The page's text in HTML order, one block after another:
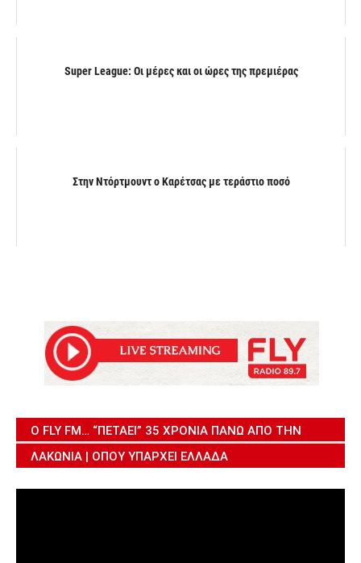
Super League: Οι μέρες και οι ώρες της πρεμιέρας
Στην Ντόρτμουντ ο Καρέτσας με τεράστιο ποσό
Ο FLY FM… “ΠΕΤΆΕΙ” 35 ΧΡΌΝΙΑ ΠΆΝΩ ΑΠΌ ΤΗΝ
ΛΑΚΩΝΊΑ | ΌΠΟΥ ΥΠΆΡΧΕΙ ΕΛΛΆΔΑ